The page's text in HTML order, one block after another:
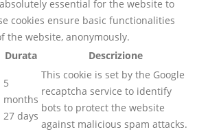
essential for the website to
cookies ensure basic functionalities
the website, anonymously.
Durata Descrizione
5
months
27 days
This cookie is set by the Google
recaptcha service to identify
bots to protect the website
against malicious spam attacks.